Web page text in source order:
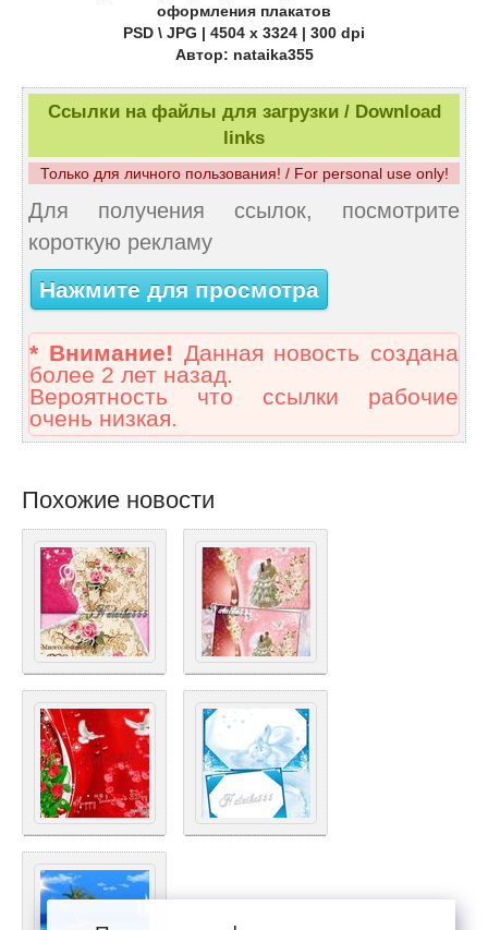
оформления плакатов
PSD \ JPG | 4504 x 3324 | 300 dpi
Автор: nataika355
Ссылки на файлы для загрузки / Download
links
Только для личного пользования! / For personal use only!
Для получения ссылок, посмотрите
короткую рекламу
Нажмите для просмотра
* Внимание! Данная новость создана
более 2 лет назад.
Вероятность что ссылки рабочие
очень низкая.
Похожие новости